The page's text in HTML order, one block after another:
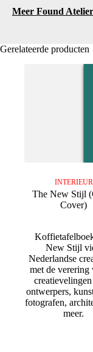
Meer Found
Gerelateerde producten
INTERIEUR
The New Stijl
Cover)
New Stijl
Nederlandse
met de verering
ontwerpers,
fotografen,
meer.